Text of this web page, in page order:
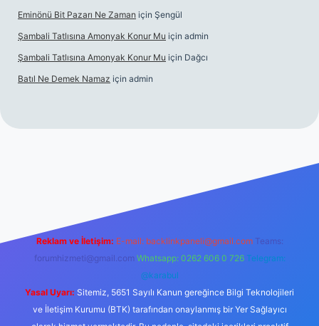
Eminönü Bit Pazarı Ne Zaman için Şengül
Şambali Tatlısına Amonyak Konur Mu için admin
Şambali Tatlısına Amonyak Konur Mu için Dağcı
Batıl Ne Demek Namaz için admin
Reklam ve İletişim: E-mail: backlinkpaneli@gmail.com Teams:
forumhizmeti@gmail.com Whatsapp: 0262 606 0 726 Telegram:
@karabul
Yasal Uyarı: Sitemiz, 5651 Sayılı Kanun gereğince Bilgi Teknolojileri
ve İletişim Kurumu (BTK) tarafından onaylanmış bir Yer Sağlayıcı